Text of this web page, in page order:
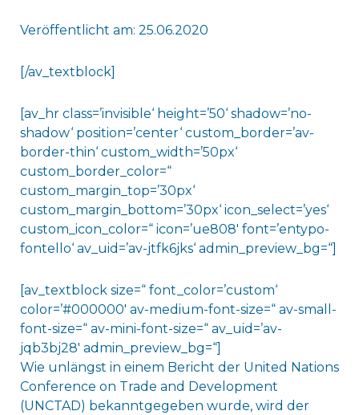
Veröffentlicht am: 25.06.2020
[/av_textblock]
[av_hr class=’invisible‘ height=’50‘ shadow=’no-
shadow‘ position=’center‘ custom_border=’av-
border-thin‘ custom_width=’50px‘
custom_border_color=“
custom_margin_top=’30px‘
custom_margin_bottom=’30px‘ icon_select=’yes‘
custom_icon_color=“ icon=’ue808′ font=’entypo-
fontello‘ av_uid=’av-jtfk6jks‘ admin_preview_bg=“]
[av_textblock size=“ font_color=’custom‘
color=’#000000′ av-medium-font-size=“ av-small-
font-size=“ av-mini-font-size=“ av_uid=’av-
jqb3bj28′ admin_preview_bg=“]
Wie unlängst in einem Bericht der United Nations
Conference on Trade and Development
(UNCTAD) bekanntgegeben wurde, wird der